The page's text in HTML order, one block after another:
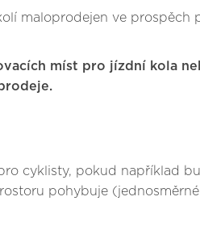
maloprodejen ve prospěch
míst pro jízdní kola
cyklisty, pokud například
pohybuje